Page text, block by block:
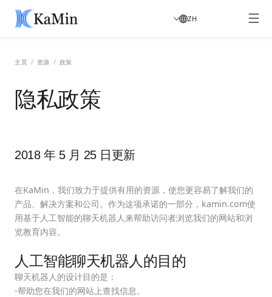
ZH
主页 / 资源 / 政策
隐私政策
2018 年 5 月 25 日更新
在KaMin，我们致力于提供有用的资源，使您更容易了解我们的
产品、解决方案和公司。作为这项承诺的一部分，kamin.com使
用基于人工智能的聊天机器人来帮助访问者浏览我们的网站和浏
览教育内容。
人工智能聊天机器人的目的
聊天机器人的设计目的是：
-帮助您在我们的网站上查找信息。